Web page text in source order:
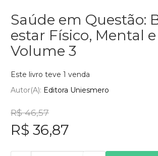
Saúde em Questão:
estar Físico, Mental
Volume 3
Este livro teve 1 venda
Autor(a): Editora Uniesmero
R$ 46,57
R$ 36,87